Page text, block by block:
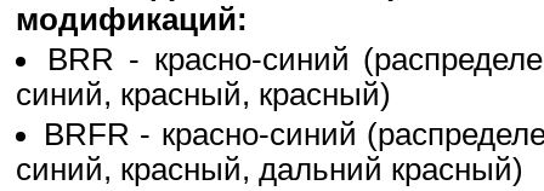
модификаций:
BRR - красно-синий
синий, красный, красный)
BRFR - красно-синий
синий, красный, дальний красный)